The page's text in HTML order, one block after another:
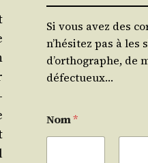
Si vous avez des
n’hésitez pas à
d’orthographe, de
défectueux…
Nom*